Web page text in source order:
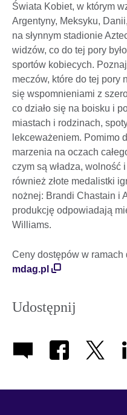
Świata Kobiet, w którym
Argentyny, Meksyku,
na słynnym stadionie
widzów, co do tej pory
sportów kobiecych.
meczów, które do tej pory
się wspomnieniami z
co działo się na boisku i
miastach i rodzinach,
lekceważeniem. Pomimo
marzenia na oczach
czym są władza, wolność
również złote medalistki
nożnej: Brandi Chastain i
produkcję odpowiadają
Williams.
Ceny dostępów w
mdag.pl
Udostępnij